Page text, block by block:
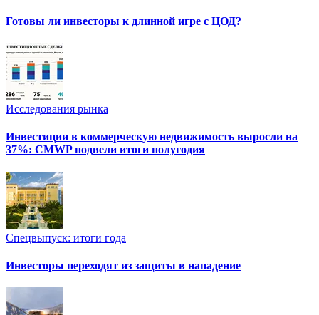
Готовы ли инвесторы к длинной игре с ЦОД?
Исследования рынка
Инвестиции в коммерческую недвижимость выросли на
37%: CMWP подвели итоги полугодия
Спецвыпуск: итоги года
Инвесторы переходят из защиты в нападение